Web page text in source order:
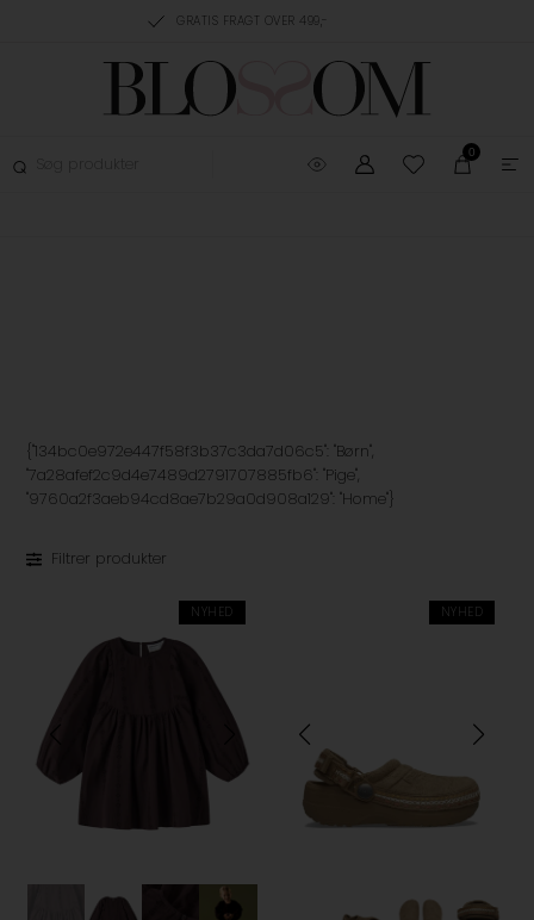
GRATIS OMBYTNING
0
{"134bc0e972e447f58f3b37c3da7d06c5": "Børn",
"7a28afef2c9d4e7489d2791707885fb6": "Pige",
"9760a2f3aeb94cd8ae7b29a0d908a129": "Home"}
Filtrer produkter
NYHED NYHED